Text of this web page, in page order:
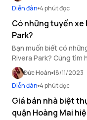
Diễn đàn 4 phút đọc
Có những tuyến xe
Park?
Bạn muốn biết có
Rivera Park? Cùng tìm
Đức Hoàn 18/11/2023
Diễn đàn 4 phút đọc
Giá bán nhà biệt
quận Hoàng Mai